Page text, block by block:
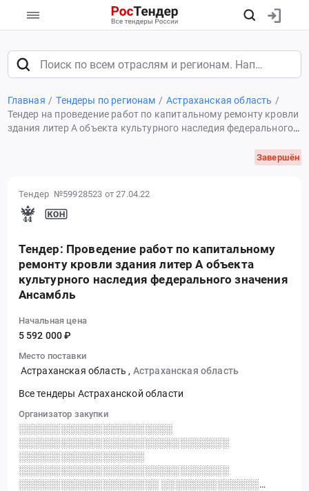
Главная Тендеры по регионам
Астраханская область
Тендер на проведение работ по капитальному ремонту кровли
здания литер А объекта культурного наследия федерального
Завершён
Тендер №59928523 от 27.04.22
Тендер: Проведение работ по капитальному
ремонту кровли здания литер А объекта
культурного наследия федерального значения
Ансамбль
Начальная цена
5 592 000 ₽
Место поставки
Астраханская область , Астраханская область
Все тендеры Астраханской области
Организатор закупки
░░░░░░░░░░░░░░░░░░░░░░
░░░░░░░░░░░░░░░░░░░░░░░░░░░░░░
░░░░░░░░░░░░░░░░░░
░░░░░░░░░░░░░░░░░░░░░░░░░░░░░░
░░░░░░░░░░░░░░░░░░░░ ░░░░░░░░░░░░░░